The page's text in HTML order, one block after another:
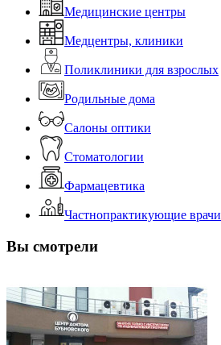
Медицинские центры
Медцентры, клиники
Поликлиники для взрослых
Родильные дома
Салоны оптики
Стоматологии
Фармацевтика
Частнопрактикующие врачи
Вы смотрели